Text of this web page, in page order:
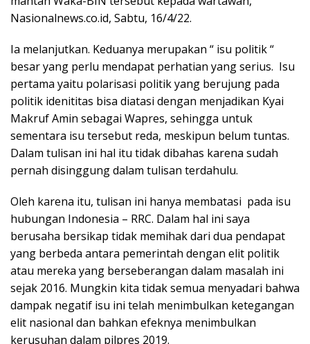
Nasionalnews.co.id, Sabtu, 16/4/22.
Ia melanjutkan. Keduanya merupakan “ isu politik “
besar yang perlu mendapat perhatian yang serius. Isu
pertama yaitu polarisasi politik yang berujung pada
politik idenititas bisa diatasi dengan menjadikan Kyai
Makruf Amin sebagai Wapres, sehingga untuk
sementara isu tersebut reda, meskipun belum tuntas.
Dalam tulisan ini hal itu tidak dibahas karena sudah
pernah disinggung dalam tulisan terdahulu.
Oleh karena itu, tulisan ini hanya membatasi pada isu
hubungan Indonesia – RRC. Dalam hal ini saya
berusaha bersikap tidak memihak dari dua pendapat
yang berbeda antara pemerintah dengan elit politik
atau mereka yang berseberangan dalam masalah ini
sejak 2016. Mungkin kita tidak semua menyadari bahwa
dampak negatif isu ini telah menimbulkan ketegangan
elit nasional dan bahkan efeknya menimbulkan
kerusuhan dalam pilpres 2019.